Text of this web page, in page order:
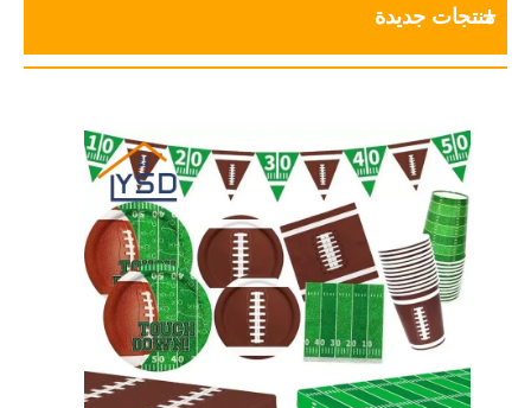
منتجات جديدة